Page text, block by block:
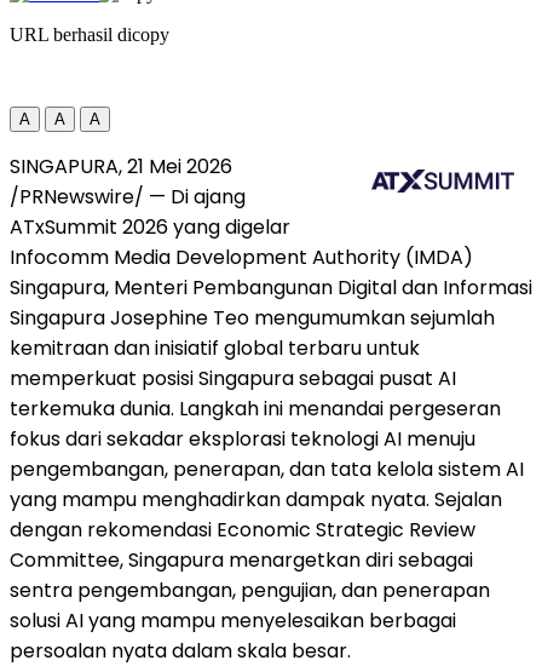
URL berhasil dicopy
A A A
SINGAPURA, 21 Mei 2026
/PRNewswire/ — Di ajang
ATxSummit 2026 yang digelar
Infocomm Media Development Authority (IMDA)
Singapura, Menteri Pembangunan Digital dan Informasi
Singapura Josephine Teo mengumumkan sejumlah
kemitraan dan inisiatif global terbaru untuk
memperkuat posisi Singapura sebagai pusat AI
terkemuka dunia. Langkah ini menandai pergeseran
fokus dari sekadar eksplorasi teknologi AI menuju
pengembangan, penerapan, dan tata kelola sistem AI
yang mampu menghadirkan dampak nyata. Sejalan
dengan rekomendasi Economic Strategic Review
Committee, Singapura menargetkan diri sebagai
sentra pengembangan, pengujian, dan penerapan
solusi AI yang mampu menyelesaikan berbagai
persoalan nyata dalam skala besar.